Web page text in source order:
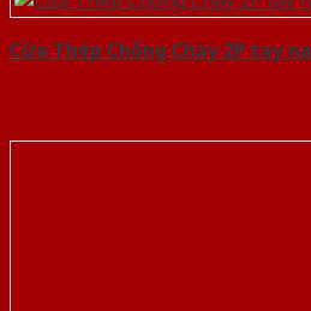
Cửa Thép Chống Cháy 2P tay